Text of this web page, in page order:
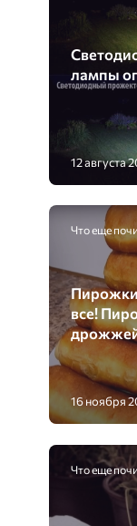
лампы
12 августа
Что еще
Пирожки
все!
16 ноября
Что еще